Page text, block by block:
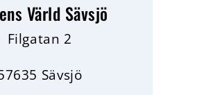
Värld Sävsjö
Filgatan 2
Sävsjö